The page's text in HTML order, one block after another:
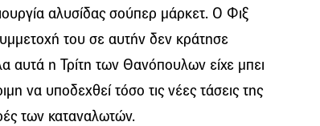
αλυσίδας σούπερ μάρκετ. Ο Φιξ
του σε αυτήν δεν κράτησε
αυτά η Τρίτη των Θανόπουλων είχε μπει
να υποδεχθεί τόσο τις νέες τάσεις της
των καταναλωτών.